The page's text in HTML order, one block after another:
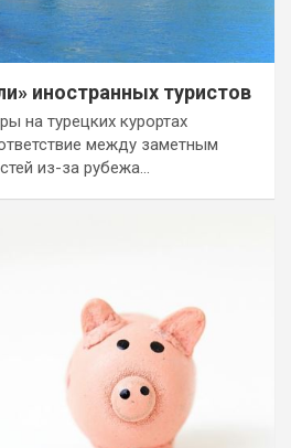
иностранных туристов
на турецких курортах
между заметным
из-за рубежа…